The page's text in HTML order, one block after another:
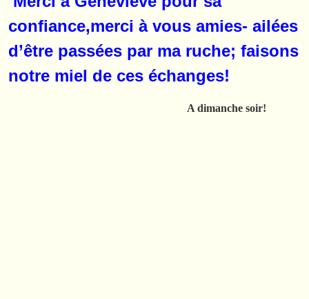
confiance,merci à vous amies- ailées
d’être passées par ma ruche; faisons
notre miel de ces échanges!
A dimanche soir!